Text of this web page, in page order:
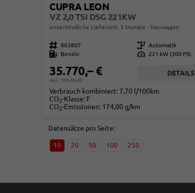
CUPRA LEON
VZ 2,0 TSI DSG 221KW
unverbindliche Lieferzeit: 3 Monate Neuwagen
Fahrzeugnr. 863807 Getriebe Automatik
Kraftstoff
Benzin Leistung 221 kW (300 PS)
35.770,– €
incl. 19% MwSt.
DETAILS
Verbrauch kombiniert: 7,70 l/100km
CO2-Klasse: F
CO2-Emissionen: 174,00 g/km
Datensätze pro Seite:
10 20 50 100 250